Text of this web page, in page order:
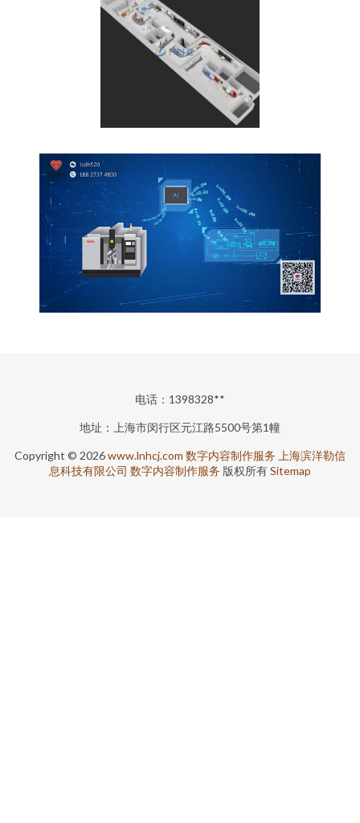
电话：1398328**
地址：上海市闵行区元江路5500号第1幢
Copyright © 2026www.lnhcj.com 数字内容制作服务 上海滨洋勒信
息科技有限公司 数字内容制作服务 版权所有Sitemap